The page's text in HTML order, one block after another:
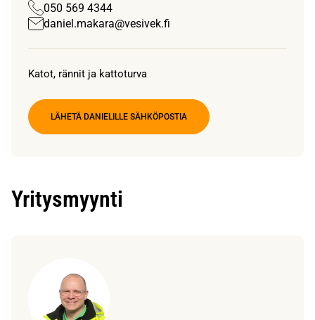
050 569 4344
daniel.makara@vesivek.fi
Katot, rännit ja kattoturva
LÄHETÄ DANIELILLE SÄHKÖPOSTIA
Yritysmyynti